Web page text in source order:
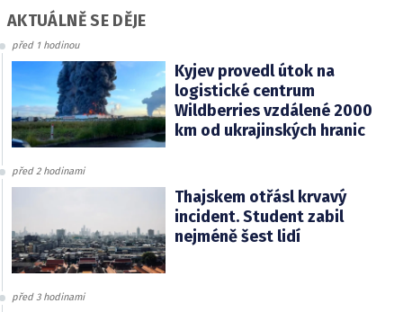
AKTUÁLNĚ SE DĚJE
před 1 hodinou
Kyjev provedl útok na
logistické centrum
Wildberries vzdálené 2000
km od ukrajinských hranic
před 2 hodinami
Thajskem otřásl krvavý
incident. Student zabil
nejméně šest lidí
před 3 hodinami